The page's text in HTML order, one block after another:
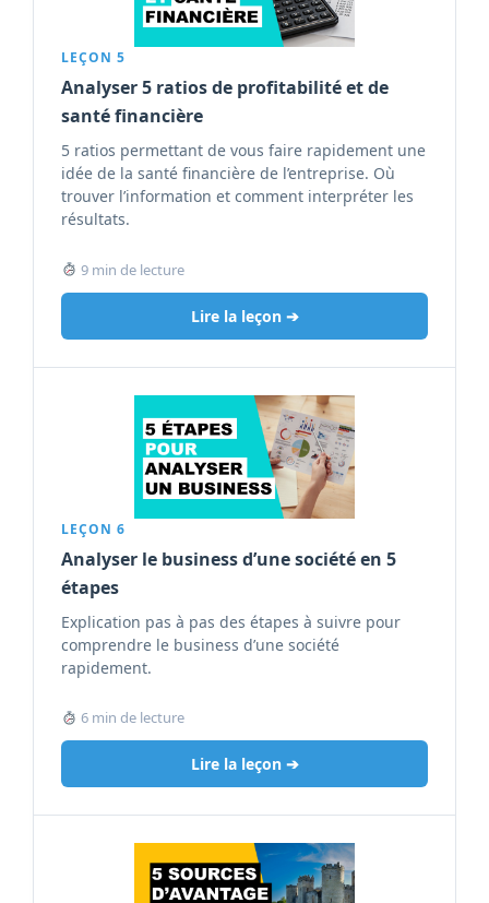
LEÇON 5
Analyser 5 ratios de profitabilité et de
santé financière
5 ratios permettant de vous faire rapidement une
idée de la santé financière de l’entreprise. Où
trouver l’information et comment interpréter les
résultats.
9 min de lecture
Lire la leçon ➔
LEÇON 6
Analyser le business d’une société en 5
étapes
Explication pas à pas des étapes à suivre pour
comprendre le business d’une société
rapidement.
6 min de lecture
Lire la leçon ➔